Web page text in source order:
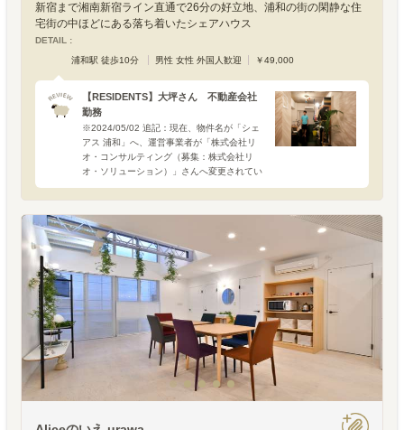
新宿まで湘南新宿ライン直通で26分の好立地、浦和の街の閑静な住
宅街の中ほどにある落ち着いたシェアハウス
DETAIL :
浦和駅 徒歩10分
男性 女性 外国人歓迎 ￥49,000
【RESIDENTS】大坪さん 不動産会社
勤務
※2024/05/02 追記：現在、物件名が「シェ
アス 浦和」へ、運営事業者が「株式会社リ
オ・コンサルティング（募集：株式会社リ
オ・ソリューション）」さんへ変更されてい
入居後10ヶ月横浜市内の不動産会社勤務。趣
味はス